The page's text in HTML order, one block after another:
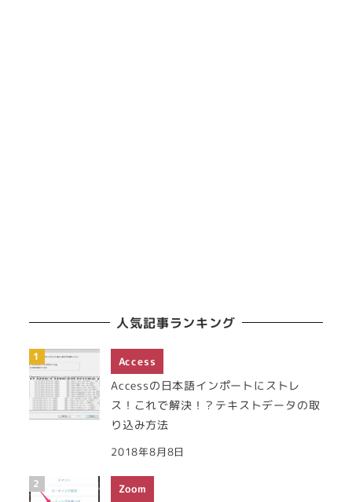
人気記事ランキング
Access
Accessの日本語インポートにストレ
ス！これで解決！？テキストデータの取
り込み方法
2018年8月8日
Zoom